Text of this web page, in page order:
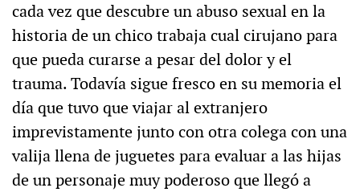
cada vez que descubre un abuso sexual en la
historia de un chico trabaja cual cirujano para
que pueda curarse a pesar del dolor y el
trauma. Todavía sigue fresco en su memoria el
día que tuvo que viajar al extranjero
imprevistamente junto con otra colega con una
valija llena de juguetes para evaluar a las hijas
de un personaje muy poderoso que llegó a